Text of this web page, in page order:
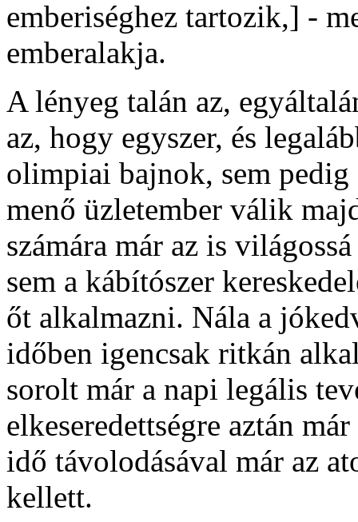
emberiséghez tartozik,] -
emberalakja.
A lényeg talán az,
az, hogy egyszer, és
olimpiai bajnok, sem
menő üzletember válik
számára már az is
sem a kábítószer
őt alkalmazni. Nála a
időben igencsak ritkán
sorolt már a napi legális
elkeseredettségre aztán
idő távolodásával már az
kellett.